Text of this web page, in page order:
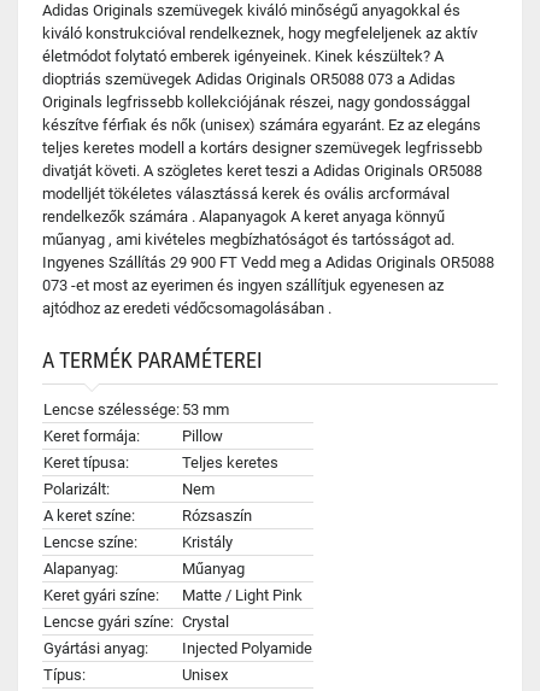
Adidas Originals szemüvegek kiváló minőségű anyagokkal és
kiváló konstrukcióval rendelkeznek, hogy megfeleljenek az aktív
életmódot folytató emberek igényeinek. Kinek készültek? A
dioptriás szemüvegek Adidas Originals OR5088 073 a Adidas
Originals legfrissebb kollekciójának részei, nagy gondossággal
készítve férfiak és nők (unisex) számára egyaránt. Ez az elegáns
teljes keretes modell a kortárs designer szemüvegek legfrissebb
divatját követi. A szögletes keret teszi a Adidas Originals OR5088
modelljét tökéletes választássá kerek és ovális arcformával
rendelkezők számára . Alapanyagok A keret anyaga könnyű
műanyag , ami kivételes megbízhatóságot és tartósságot ad.
Ingyenes Szállítás 29 900 FT Vedd meg a Adidas Originals OR5088
073 -et most az eyerimen és ingyen szállítjuk egyenesen az
ajtódhoz az eredeti védőcsomagolásában .
A TERMÉK PARAMÉTEREI
Lencse szélessége: 53 mm
Keret formája:
Pillow
Keret típusa:
Teljes keretes
Polarizált:
Nem
A keret színe:
Rózsaszín
Lencse színe:
Kristály
Alapanyag:
Műanyag
Keret gyári színe:
Matte / Light Pink
Lencse gyári színe: Crystal
Gyártási anyag:
Injected Polyamide
Típus:
Unisex